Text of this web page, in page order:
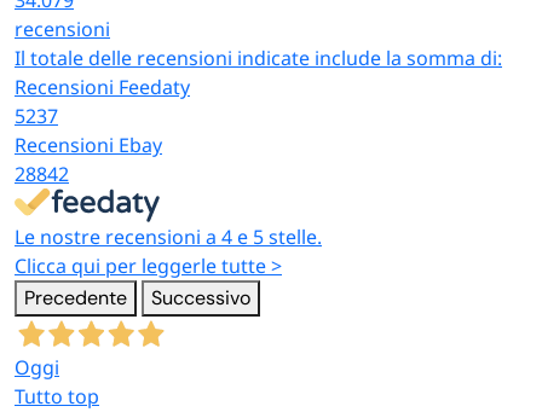
recensioni
Il totale delle recensioni indicate include la somma di:
Recensioni Feedaty
5237
Recensioni Ebay
28842
Le nostre recensioni a 4 e 5 stelle.
Clicca qui per leggerle tutte >
Precedente Successivo
Oggi
Tutto top